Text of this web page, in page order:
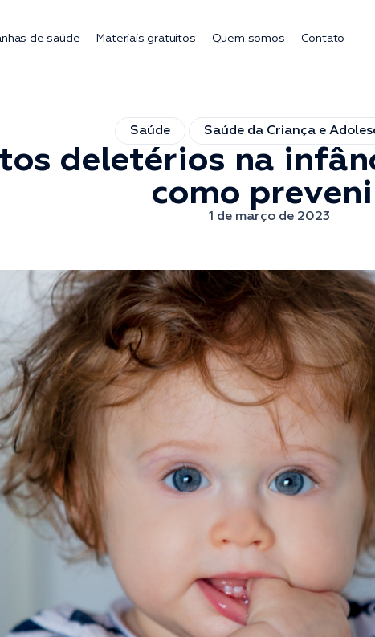
de saúde Materiais gratuitos Quem somos Contato
Saúde Saúde da Criança e
deletérios na
como
1 de março de 2023